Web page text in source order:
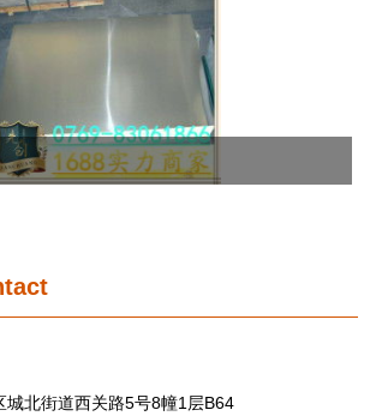
城北街道西关路5号8幢1层B64